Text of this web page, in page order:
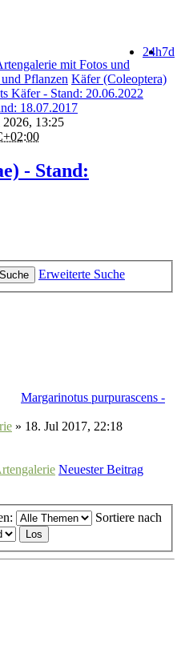
7d
24h
mit Fotos und
Pflanzen Käfer (Coleoptera)
Käfer - Stand: 20.06.2022
18.07.2017
13:25
- Stand:
Suche
Erweiterte Suche
Margarinotus purpurascens -
» 18. Jul 2017, 22:18
Neuester Beitrag
Sortiere nach